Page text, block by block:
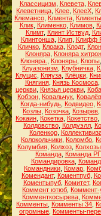
Классицизм
Клевета,
Клеветница Клее КлееХ
Клемансо Клиента Клиенты
Клик, Клименко, Климов,
Климт, Клинт Иствуд,
Клинтонша, Клип, Клифф
Кличко, Клоака, Клодт, Клон
Клоняра Клоняра
Клоняра.
Клоняры Клопы
Клуазонизм
Клубничка
Клуцис
Кляуза, Клёцки,
Княгиня, Князь Космоса,
церкви, Князья церкви, Коба
Кобзон Ковальчук Ковалёв
Когда-нибудь Кодвидео
Козлы Козочка Козырев
Кокаин Кокетка Кокетство
Колдовство, Колдуэлл,
Коленкор,
Колокольчики Коломбо
Колумбия, Колхоз, Колхозы,
Команда, Команда
Командировка,
Командники Комар
Комендант, Коментпуб,
Коментыпуб, Комитет,
Коммент ютюб Коммент-
Комменткосырева
Комменты Комменты 34
огромные Комменты-